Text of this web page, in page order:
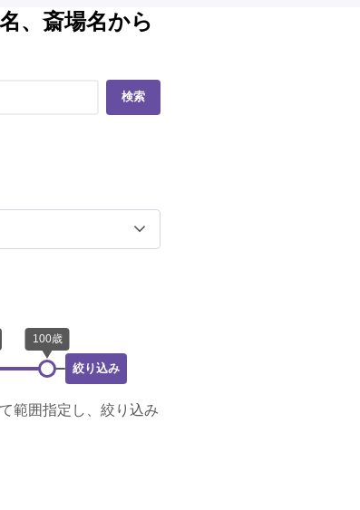
、斎場名から
検索
絞り込み
範囲指定し、絞り込み